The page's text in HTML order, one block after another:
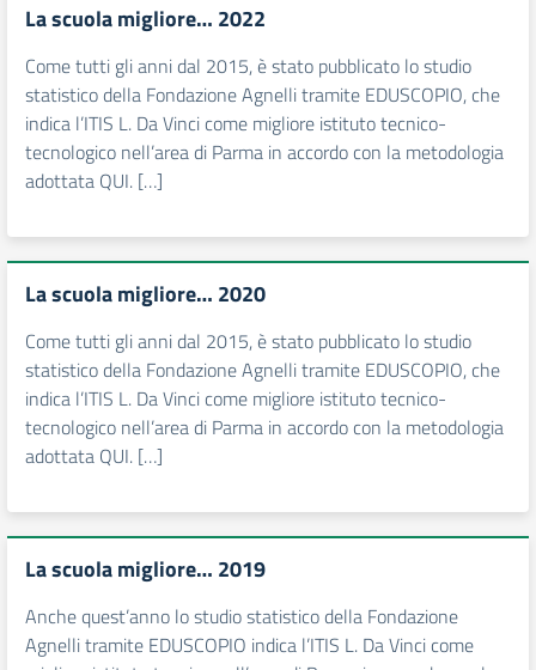
La scuola migliore… 2022
Come tutti gli anni dal 2015, è stato pubblicato lo studio
statistico della Fondazione Agnelli tramite EDUSCOPIO, che
indica l’ITIS L. Da Vinci come migliore istituto tecnico-
tecnologico nell’area di Parma in accordo con la metodologia
adottata QUI. […]
La scuola migliore… 2020
Come tutti gli anni dal 2015, è stato pubblicato lo studio
statistico della Fondazione Agnelli tramite EDUSCOPIO, che
indica l’ITIS L. Da Vinci come migliore istituto tecnico-
tecnologico nell’area di Parma in accordo con la metodologia
adottata QUI. […]
La scuola migliore… 2019
Anche quest’anno lo studio statistico della Fondazione
Agnelli tramite EDUSCOPIO indica l’ITIS L. Da Vinci come